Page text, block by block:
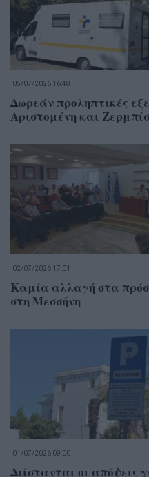
05/07/2026 16:48
Δωρεάν προληπτικές
Αριστομένη και
02/07/2026 17:01
Καμία αλλαγή στα
στη Μεσσήνη
01/07/2026 09:00
Διίστανται οι απόψεις